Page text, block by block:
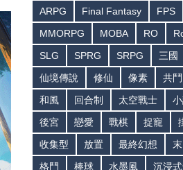
ARPG Final Fantasy FPS
MMORPG
MOBA RO
SLG
SPRG SRPG 三國
仙境傳說
修仙 像素 共鬥
和風
回合制 太空戰士
後宮
戀愛 戰棋 捉寵
收集型
放置 最終幻想
格鬥
棒球 水墨風
沉浸